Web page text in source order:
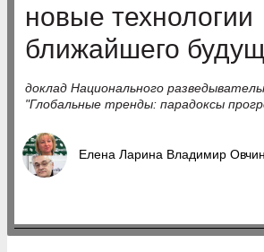
новые технологии
ближайшего
доклад Национального
"Глобальные тренды: парадоксы
Елена Ларина Владимир